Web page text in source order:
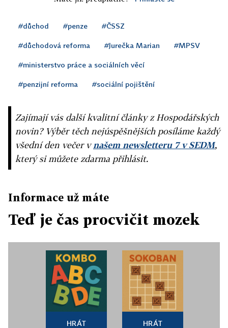
#důchod #penze #ČSSZ
#důchodová reforma #Jurečka Marian #MPSV
#ministerstvo práce a sociálních věcí
#penzijní reforma #sociální pojištění
Zajímají vás další kvalitní články z Hospodářských
novin? Výběr těch nejúspěšnějších posíláme každý
všední den večer vnašem newsletteru 7 v SEDM,
který si můžete zdarma přihlásit.
Informace už máte
Teď je čas procvičit mozek
HRÁT HRÁT